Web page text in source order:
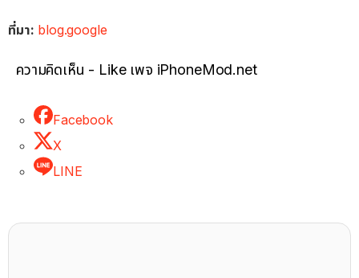
ที่มา: blog.google
ความคิดเห็น - Like เพจ iPhoneMod.net
Facebook
X
LINE